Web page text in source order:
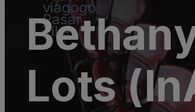
viagogo
Pasar
Tiket
Lots